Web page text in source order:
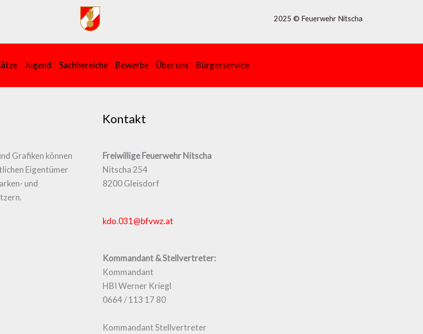
2025 © Feuerwehr Nitscha
Jugend Sachbereiche Bewerbe Über uns Bürgerservice
Grafiken können
Eigentümer
und
Kontakt
Freiwillige Feuerwehr Nitscha
Nitscha 254
8200 Gleisdorf
kdo.031@bfvwz.at
Kommandant & Stellvertreter:
Kommandant
HBI Werner Kriegl
0664 / 113 17 80
Kommandant Stellvertreter